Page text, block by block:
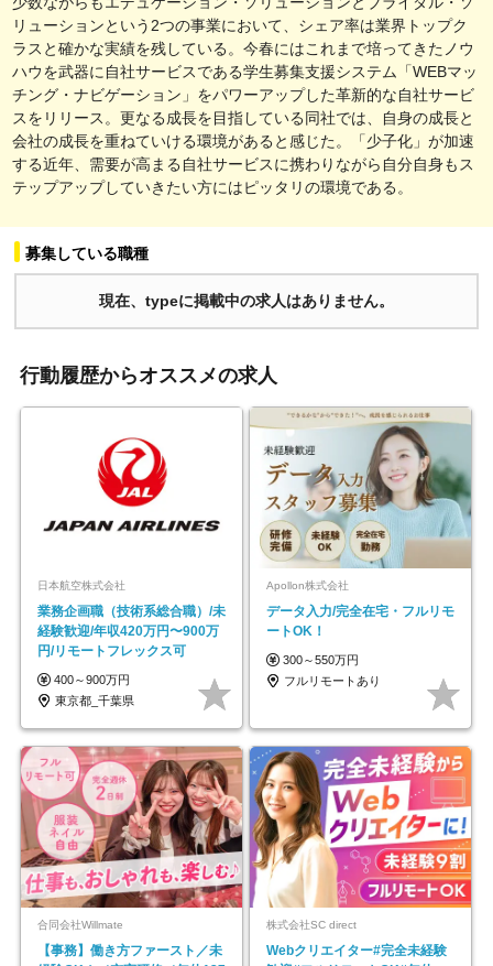
リューションという2つの事業において、シェア率は業界トップク
ラスと確かな実績を残している。今春にはこれまで培ってきたノウ
ハウを武器に自社サービスである学生募集支援システム「WEBマッ
チング・ナビゲーション」をパワーアップした革新的な自社サービ
スをリリース。更なる成長を目指している同社では、自身の成長と
会社の成長を重ねていける環境があると感じた。「少子化」が加速
する近年、需要が高まる自社サービスに携わりながら自分自身もス
テップアップしていきたい方にはピッタリの環境である。
募集している職種
現在、typeに掲載中の求人はありません。
行動履歴からオススメの求人
日本航空株式会社
業務企画職（技術系総合職）/未
経験歓迎/年収420万円〜900万
円/リモートフレックス可
400～900万円
東京都_千葉県
Apollon株式会社
データ入力/完全在宅・フルリモ
ートOK！
300～550万円
フルリモートあり
合同会社Willmate
【事務】働き方ファースト／未
株式会社SC direct
Webクリエイター#完全未経験